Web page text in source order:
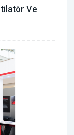
‎ve